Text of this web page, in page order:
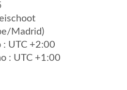
Madrid)
: UTC +2:00
: UTC +1:00